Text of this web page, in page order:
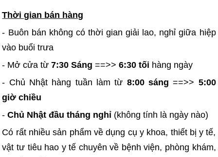
Thời gian bán hàng
- Buôn bán không có thời gian giải lao, nghỉ giữa hiệp
vào buổi trưa
- Mở cửa từ7:30 Sáng ==>> 6:30 tối hàng ngày
- Chủ Nhật hàng tuần làm từ 8:00 sáng ==>> 5:00
giờ chiều
-Chủ Nhật đầu tháng nghỉ (không tính là ngày nào)
Có rất nhiều sản phẩm về dụng cụ y khoa, thiết bị y tế,
vật tư tiêu hao y tế chuyên về bệnh viện, phòng khám,